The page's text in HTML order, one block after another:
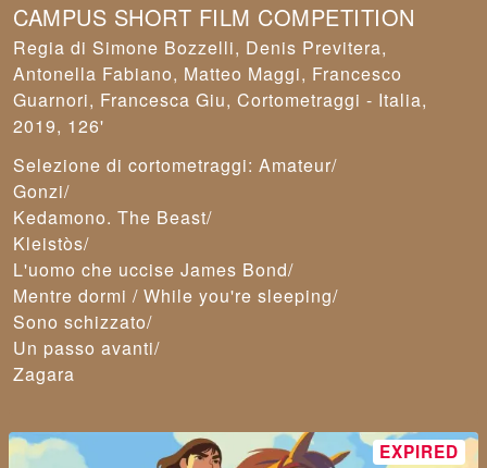
CAMPUS SHORT FILM COMPETITION
Simone Bozzelli, Denis Previtera,
Antonella Fabiano, Matteo Maggi, Francesco
Guarnori, Francesca Giu, Cortometraggi - Italia,
2019, 126'
Selezione di cortometraggi: Amateur/
Gonzi/
Kedamono. The Beast/
Kleistòs/
L'uomo che uccise James Bond/
Mentre dormi / While you're sleeping/
Sono schizzato/
Un passo avanti/
Zagara